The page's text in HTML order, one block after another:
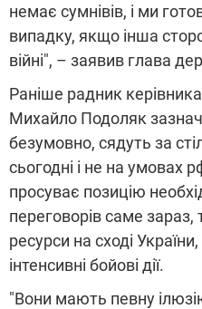
немає сумнівів, і ми
випадку, якщо інша
війні", – заявив глава
Раніше радник
Михайло Подоляк
безумовно, сядуть за
сьогодні і не на умовах
просуває позицію
переговорів саме зараз,
ресурси на сході
інтенсивні бойові дії.
"Вони мають певну